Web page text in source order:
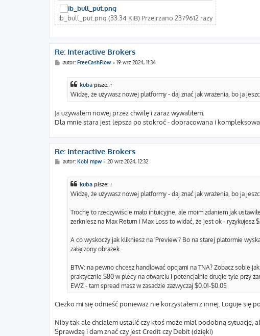
ib_bull_put.png (33.34 KiB) Przejrzano 2379612 razy
Re: Interactive Brokers
Pautor: FreeCashFlow» 19 wrz 2024, 11:34
kuba pisze: ↑
Widzę, że używasz nowej platformy - daj znać jak wrażenia, bo ja
Ja używałem nowej przez chwilę i zaraz wywaliłem.
Dla mnie stara jest lepsza po stokroć - dopracowana i
Re: Interactive Brokers
Pautor: Kobi mpw» 20 wrz 2024, 12:32
kuba pisze: ↑
Widzę, że używasz nowej platformy - daj znać jak wrażenia, bo ja
Trochę to rzeczywiście mało intuicyjne, ale moim zdaniem jak
zerkniesz na Max Return i Max Loss to widać, że jest ok - ryzykujesz
A co wyskoczy jak klikniesz na 'Preview'? Bo na starej platormie
załączony obrazek.
BTW: na pewno chcesz handlować opcjami na TNA? Zobacz sobie
praktycznie $80 w plecy na otwarciu i potencjalnie drugie tyle przy
EWZ - tam spread masz w zasadzie zazwyczaj $0.01-$0.05
Cieżko mi się odnieść ponieważ nie korzystałem z innej. Loguje się
Niby tak ale chciałem ustalić czy ktoś może miał podobną sytuację,
Sprawdzę i dam znać czy jest Credit czy Debit (dzięki)